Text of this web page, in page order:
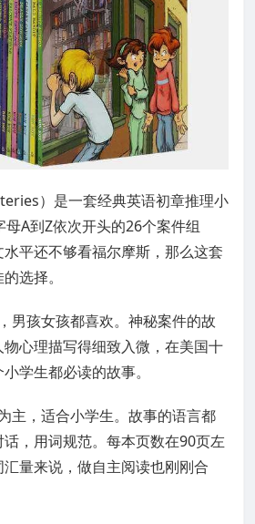
）是一套经典英语初章推理小
A到Z依次开头的26个案件组
平还不够看福尔摩斯，那么这套
选择。
男孩女孩都喜欢。神秘案件的故
心理描写得细致入微，在美国十
学生都必读的故事。​
主，适合小学生。故事的语言都
，用词规范。每本页数在90页左
量来说，做自主阅读也刚刚合